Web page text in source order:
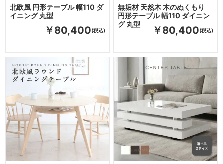
北欧風 円形テーブル 幅110 ダ
イニング 丸型
￥80,400
無垢材 天然木 木のぬくもり
円形テーブル 幅110 ダイニン
グ 丸型
￥80,400